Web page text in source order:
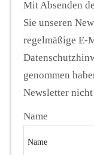
Mit Absenden
Sie unseren
regelmäßige E-
genommen
Newsletter
Name